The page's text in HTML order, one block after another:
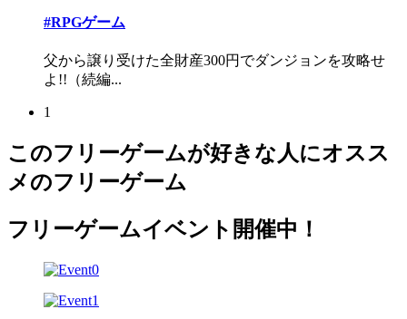
#RPGゲーム
父から譲り受けた全財産300円でダンジョンを攻略せ
よ!!（続編...
1
このフリーゲームが好きな人にオスス
メのフリーゲーム
フリーゲームイベント開催中！